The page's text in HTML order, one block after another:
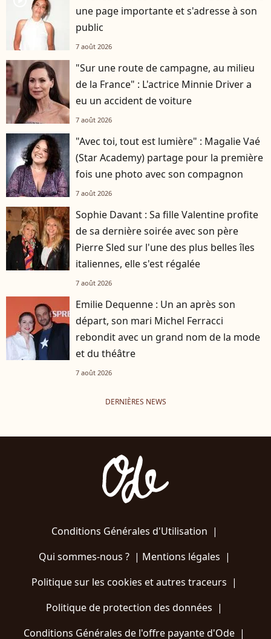
une page importante et s'adresse à son
public
7 août 2026
"Sur une route de campagne, au milieu
de la France" : L'actrice Minnie Driver a
eu un accident de voiture
7 août 2026
"Avec toi, tout est lumière" : Magalie Vaé
(Star Academy) partage pour la première
fois une photo avec son compagnon
7 août 2026
Sophie Davant : Sa fille Valentine profite
de sa dernière soirée avec son père
Pierre Sled sur l'une des plus belles îles
italiennes, elle s'est régalée
7 août 2026
Emilie Dequenne : Un an après son
départ, son mari Michel Ferracci
rebondit avec un grand nom de la mode
et du théâtre
7 août 2026
DERNIÈRES NEWS
Conditions Générales d'Utilisation |
Qui sommes-nous ?| Mentions légales |
Politique sur les cookies et autres traceurs |
Politique de protection des données |
Conditions Générales de l'offre payante d'Ode |